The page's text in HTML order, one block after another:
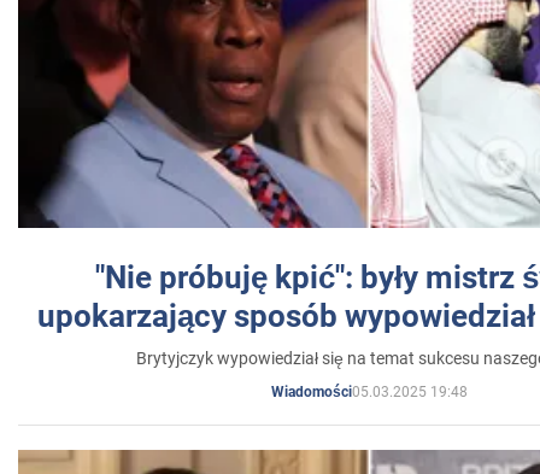
"Nie próbuję kpić": były mistrz
upokarzający sposób
Brytyjczyk wypowiedział się na temat sukcesu
Wiadomości05.03.2025 19:48